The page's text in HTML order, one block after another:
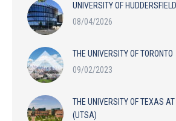
UNIVERSITY OF
08/04/2026
THE UNIVERSITY OF TORONTO
09/02/2023
THE UNIVERSITY OF TEXAS
(UTSA)